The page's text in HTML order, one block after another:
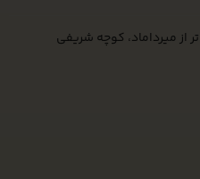
از میرداماد، کوچه شریفی